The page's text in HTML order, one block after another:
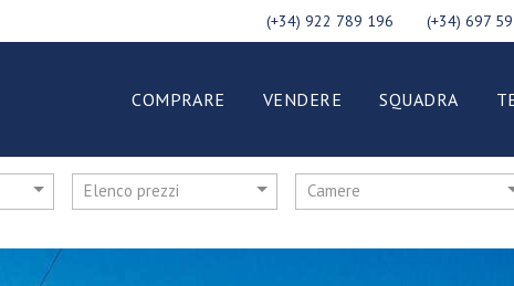
(+34) 922 789 196 (+34) 697
COMPRARE VENDERE SQUADRA
Elenco prezzi Camere